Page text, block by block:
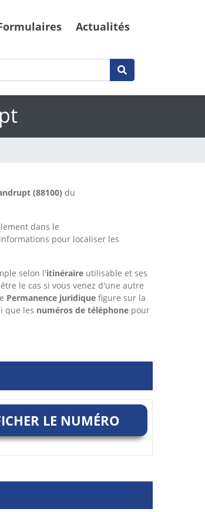
Actualités
(88100) du
dans le
pour localiser les
selon l'itinéraireutilisable et ses
le cas si vous venez d'une autre
Permanence juridiquefigure sur la
que les numéros de téléphonepour
LE NUMÉRO